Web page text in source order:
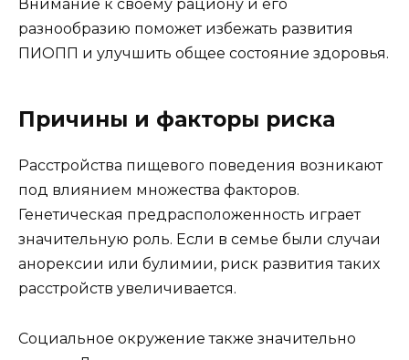
Внимание к своему рациону и его
разнообразию поможет избежать развития
ПИОПП и улучшить общее состояние здоровья.
Причины и факторы риска
Расстройства пищевого поведения возникают
под влиянием множества факторов.
Генетическая предрасположенность играет
значительную роль. Если в семье были случаи
анорексии или булимии, риск развития таких
расстройств увеличивается.
Социальное окружение также значительно